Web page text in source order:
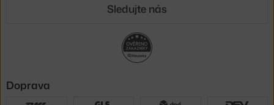
Sledujte nás
Doprava